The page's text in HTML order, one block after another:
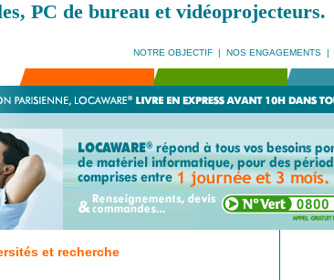
PC de bureau et vidéoprojecteurs.
NOTRE OBJECTIF| NOS ENGAGEMENTS|
et recherche